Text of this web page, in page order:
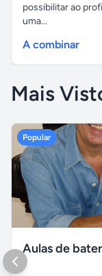
possibilitar ao
uma...
A combinar
Mais
Popular